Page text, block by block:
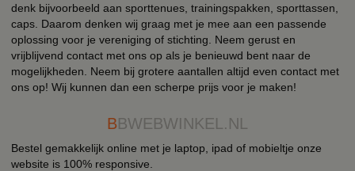
denk bijvoorbeeld aan sporttenues, trainingspakken, sporttassen,
caps. Daarom denken wij graag met je mee aan een passende
oplossing voor je vereniging of stichting. Neem gerust en
vrijblijvend contact met ons op als je benieuwd bent naar de
mogelijkheden. Neem bij grotere aantallen altijd even contact met
ons op! Wij kunnen dan een scherpe prijs voor je maken!
BBWEBWINKEL.NL
Bestel gemakkelijk online met je laptop, ipad of mobieltje onze
website is 100% responsive.